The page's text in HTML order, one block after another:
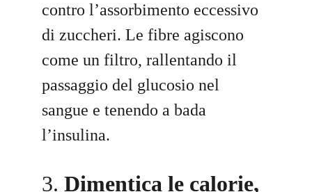
contro l’assorbimento eccessivo
di zuccheri. Le fibre agiscono
come un filtro, rallentando il
passaggio del glucosio nel
sangue e tenendo a bada
l’insulina.
3. Dimentica le calorie,